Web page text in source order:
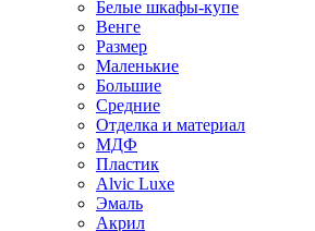
Белые шкафы-купе
Венге
Размер
Маленькие
Большие
Средние
Отделка и материал
МДФ
Пластик
Alvic Luxe
Эмаль
Акрил